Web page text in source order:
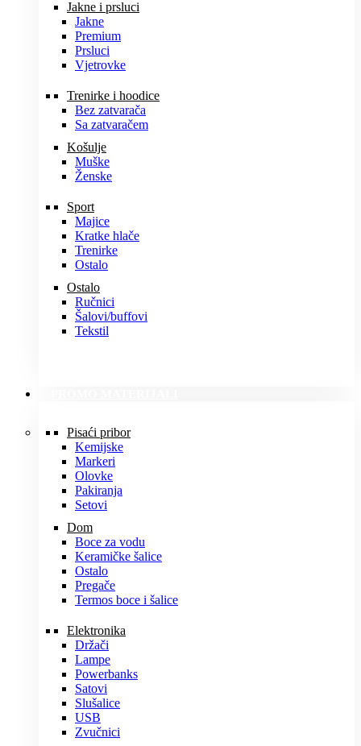
Jakne i prsluci
Jakne
Premium
Prsluci
Vjetrovke
Trenirke i hoodice
Bez zatvarača
Sa zatvaračem
Košulje
Muške
Ženske
Sport
Majice
Kratke hlače
Trenirke
Ostalo
Ostalo
Ručnici
Šalovi/buffovi
Tekstil
Pisaći pribor
Kemijske
Markeri
Olovke
Pakiranja
Setovi
Dom
Boce za vodu
Keramičke šalice
Ostalo
Pregače
Termos boce i šalice
Elektronika
Držači
Lampe
Powerbanks
Satovi
Slušalice
USB
Zvučnici